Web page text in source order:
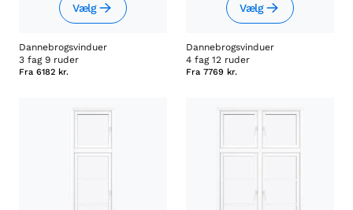
Vælg
Dannebrogsvinduer
3 fag 9 ruder
Fra 6182 kr.
Vælg
Dannebrogsvinduer
4 fag 12 ruder
Fra 7769 kr.